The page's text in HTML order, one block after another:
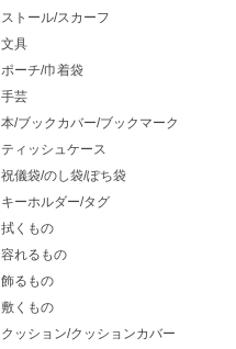
ストール/スカーフ
文具
ポーチ/巾着袋
手芸
本/ブックカバー/ブックマーク
ティッシュケース
祝儀袋/のし袋/ぽち袋
キーホルダー/タグ
拭くもの
容れるもの
飾るもの
敷くもの
クッション/クッションカバー